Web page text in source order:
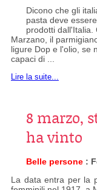
Dicono che gli
pasta deve essere
prodotti dall'Italia.
Marzano, il
ligure Dop e l'olio, se
capaci di ...
Lire la suite...
8 marzo,
ha vinto
Belle persone :
La data entra per la